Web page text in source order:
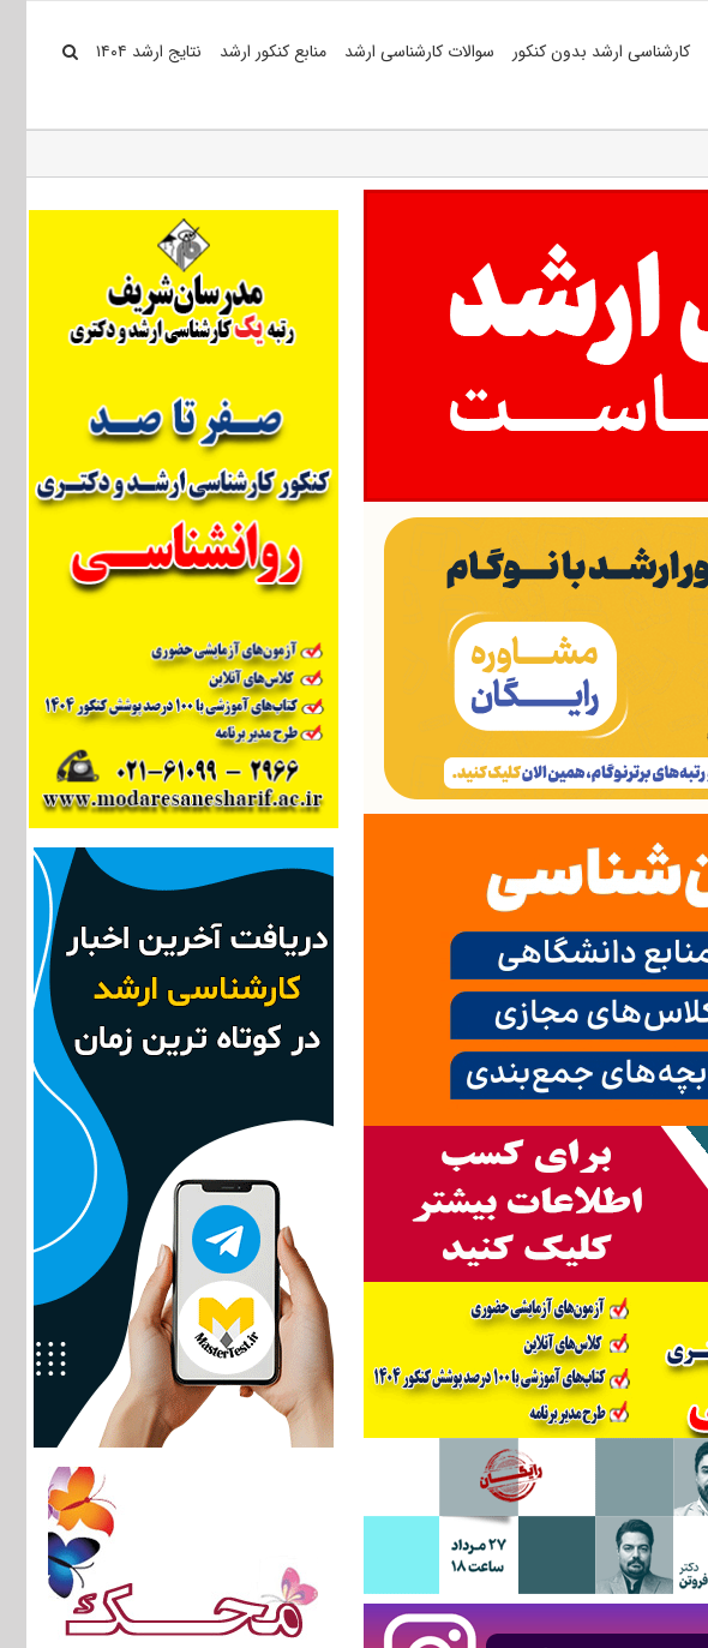
کارشناسی ارشد بدون کنکور سوالات کارشناسی ارشد منابع کنکور ارشد نتایج ارشد ۱۴۰۴